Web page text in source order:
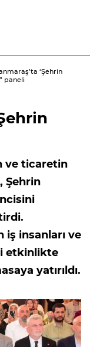
‘Şehrin
paneli
ve ticaretin
Şehrin
iş insanları ve
etkinlikte
yatırıldı.